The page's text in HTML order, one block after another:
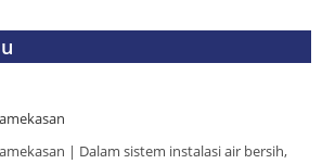
| Dalam sistem instalasi air bersih,